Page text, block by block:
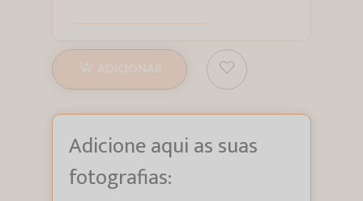
ADICIONAR
Adicione aqui as suas
fotografias: